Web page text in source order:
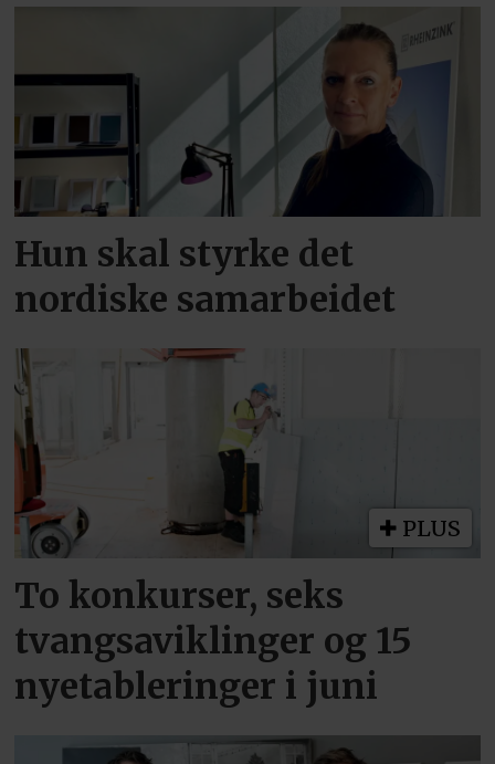
Hun skal styrke det
nordiske samarbeidet
PLUS
To konkurser, seks
tvangsaviklinger og 15
nyetableringer i juni